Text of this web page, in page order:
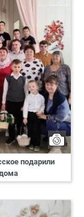
подарили